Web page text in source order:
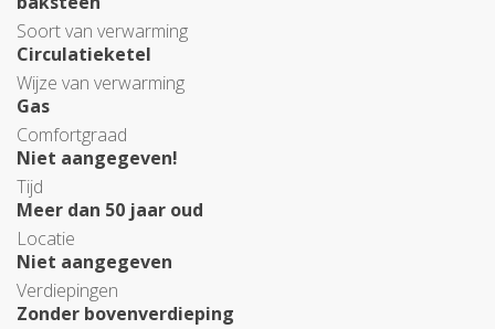
Soort van verwarming
Circulatieketel
Wijze van verwarming
Gas
Comfortgraad
Niet aangegeven!
Tijd
Meer dan 50 jaar oud
Locatie
Niet aangegeven
Verdiepingen
Zonder bovenverdieping